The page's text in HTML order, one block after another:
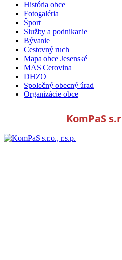
História obce
Fotogaléria
Šport
Služby a podnikanie
Bývanie
Cestovný ruch
Mapa obce Jesenské
MAS Cerovina
DHZO
Spoločný obecný úrad
Organizácie obce
KomPaS